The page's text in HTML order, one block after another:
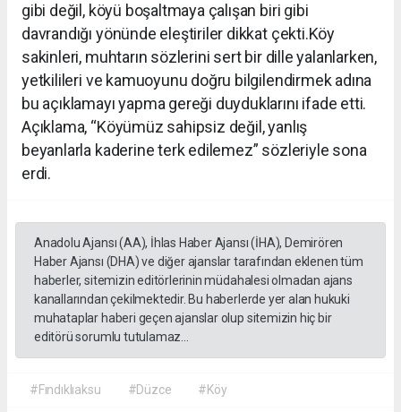
gibi değil, köyü boşaltmaya çalışan biri gibi
davrandığı yönünde eleştiriler dikkat çekti.Köy
sakinleri, muhtarın sözlerini sert bir dille yalanlarken,
yetkilileri ve kamuoyunu doğru bilgilendirmek adına
bu açıklamayı yapma gereği duyduklarını ifade etti.
Açıklama, “Köyümüz sahipsiz değil, yanlış
beyanlarla kaderine terk edilemez” sözleriyle sona
erdi.
Anadolu Ajansı (AA), İhlas Haber Ajansı (İHA), Demirören
Haber Ajansı (DHA) ve diğer ajanslar tarafından eklenen tüm
haberler, sitemizin editörlerinin müdahalesi olmadan ajans
kanallarından çekilmektedir. Bu haberlerde yer alan hukuki
muhataplar haberi geçen ajanslar olup sitemizin hiç bir
editörü sorumlu tutulamaz...
#Fındıklıaksu #Düzce #Köy